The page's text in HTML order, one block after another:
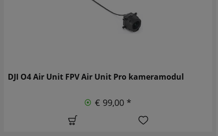
DJI O4 Air Unit FPV Air Unit Pro kameramodul
€ 99,00 *